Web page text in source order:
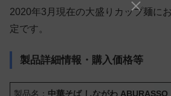
2020年3月現在の大盛りカップ麺に
定です。
製品詳細情報・購入価格等
製品名： 中華そば しながわ ABURASSO